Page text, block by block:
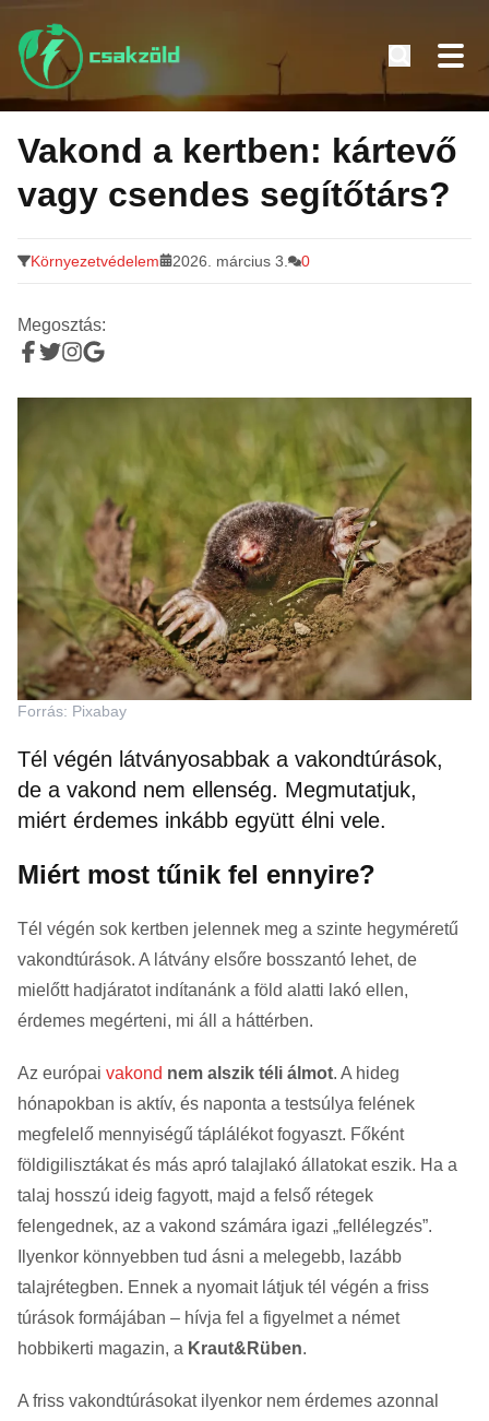
Tovább
tartalomra
Vakond a kertben: kártevő
vagy csendes segítőtárs?
Környezetvédelem 2026. március 3. 0
Megosztás:
Forrás: Pixabay
Tél végén látványosabbak a vakondtúrások,
de a vakond nem ellenség. Megmutatjuk,
miért érdemes inkább együtt élni vele.
Miért most tűnik fel ennyire?
Tél végén sok kertben jelennek meg a szinte hegyméretű
vakondtúrások. A látvány elsőre bosszantó lehet, de
mielőtt hadjáratot indítanánk a föld alatti lakó ellen,
érdemes megérteni, mi áll a háttérben.
Az európai vakond nem alszik téli álmot. A hideg
hónapokban is aktív, és naponta a testsúlya felének
megfelelő mennyiségű táplálékot fogyaszt. Főként
földigilisztákat és más apró talajlakó állatokat eszik. Ha a
talaj hosszú ideig fagyott, majd a felső rétegek
felengednek, az a vakond számára igazi „fellélegzés”.
Ilyenkor könnyebben tud ásni a melegebb, lazább
talajrétegben. Ennek a nyomait látjuk tél végén a friss
túrások formájában – hívja fel a figyelmet a német
hobbikerti magazin, a Kraut&Rüben.
A friss vakondtúrásokat ilyenkor nem érdemes azonnal